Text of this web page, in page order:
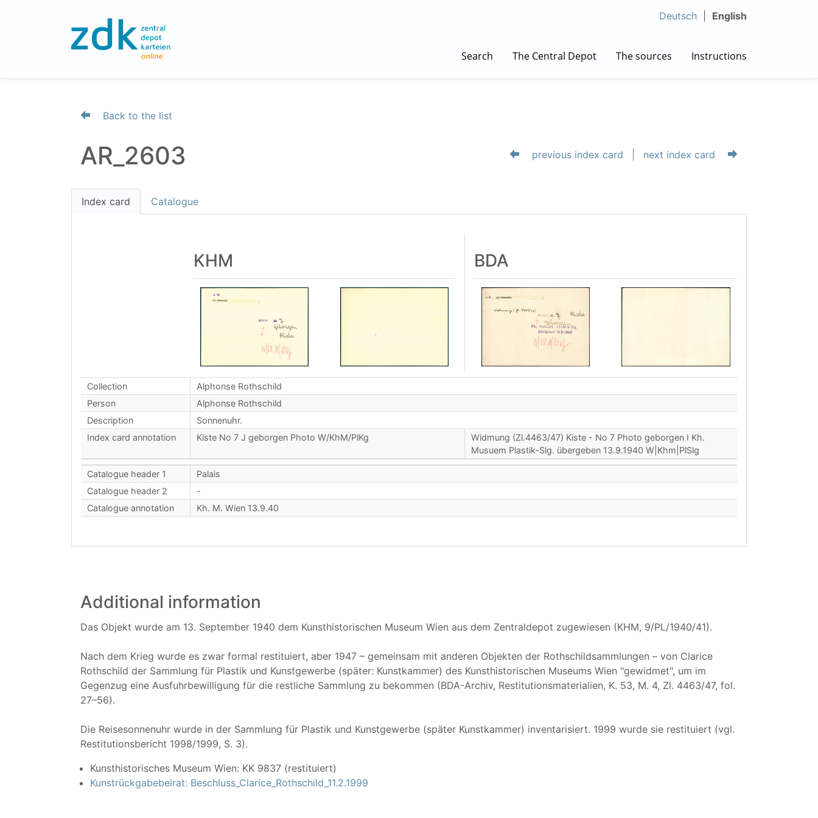
Deutsch English
Search The Central Depot The sources Instructions
Back to the list
AR_2603 previous index card next index card
Index card Catalogue
KHM BDA
Collection
Alphonse Rothschild
Person
Alphonse Rothschild
Description
Sonnenuhr.
Index card annotation
Kiste No 7 J geborgen Photo W/KhM/PlKg
Widmung (Zl.4463/47) Kiste - No 7 Photo geborgen I Kh.
Musuem Plastik-Slg. übergeben 13.9.1940 W|Khm|PlSlg
Catalogue header 1
Palais
Catalogue header 2
-
Catalogue annotation
Kh. M. Wien 13.9.40
Additional information
Das Objekt wurde am 13. September 1940 dem Kunsthistorischen Museum Wien aus dem Zentraldepot zugewiesen (KHM, 9/PL/1940/41).
Nach dem Krieg wurde es zwar formal restituiert, aber 1947 – gemeinsam mit anderen Objekten der Rothschildsammlungen – von Clarice
Rothschild der Sammlung für Plastik und Kunstgewerbe (später: Kunstkammer) des Kunsthistorischen Museums Wien "gewidmet", um im
Gegenzug eine Ausfuhrbewilligung für die restliche Sammlung zu bekommen (BDA-Archiv, Restitutionsmaterialien, K. 53, M. 4, Zl. 4463/47, fol.
27–56).
Die Reisesonnenuhr wurde in der Sammlung für Plastik und Kunstgewerbe (später Kunstkammer) inventarisiert. 1999 wurde sie restituiert (vgl.
Restitutionsbericht 1998/1999, S. 3).
Kunsthistorisches Museum Wien: KK 9837 (restituiert)
Kunstrückgabebeirat: Beschluss_Clarice_Rothschild_11.2.1999